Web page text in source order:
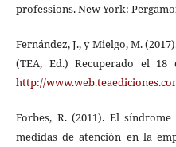
professions. New York:
Fernández, J., y Mielgo, M.
(TEA, Ed.) Recuperado el
http://
Forbes, R. (2011). El
medidas de atención en la